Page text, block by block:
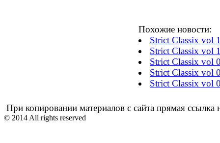
Похожие новости:
Strict Classix vol
Strict Classix vol
Strict Classix vol
Strict Classix vol
Strict Classix vol
При копировании материалов с сайта прямая ссылка
© 2014 All rights reserved